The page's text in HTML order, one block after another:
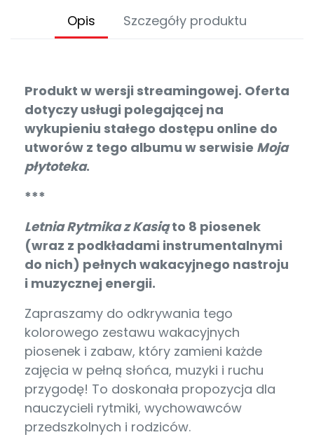
Opis Szczegóły produktu
Produkt w wersji streamingowej. Oferta
dotyczy usługi polegającej na
wykupieniu stałego dostępu online do
utworów z tego albumu w serwisie Moja
płytoteka.
***
LetniaRytmika z Kasiąto 8 piosenek
(wraz z podkładami instrumentalnymi
do nich) pełnych wakacyjnego nastroju
i muzycznej energii.
Zapraszamy do odkrywania tego
kolorowego zestawu wakacyjnych
piosenek i zabaw, który zamieni każde
zajęcia w pełną słońca, muzyki i ruchu
przygodę! To doskonała propozycja dla
nauczycieli rytmiki, wychowawców
przedszkolnych i rodziców.